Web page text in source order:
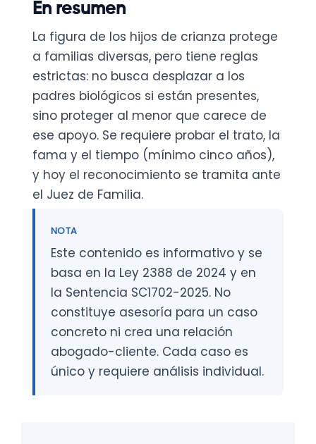
En resumen
La figura de los hijos de crianza protege
a familias diversas, pero tiene reglas
estrictas: no busca desplazar a los
padres biológicos si están presentes,
sino proteger al menor que carece de
ese apoyo. Se requiere probar el trato, la
fama y el tiempo (mínimo cinco años),
y hoy el reconocimiento se tramita ante
el Juez de Familia.
NOTA
Este contenido es informativo y se
basa en la Ley 2388 de 2024 y en
la Sentencia SC1702-2025. No
constituye asesoría para un caso
concreto ni crea una relación
abogado-cliente. Cada caso es
único y requiere análisis individual.